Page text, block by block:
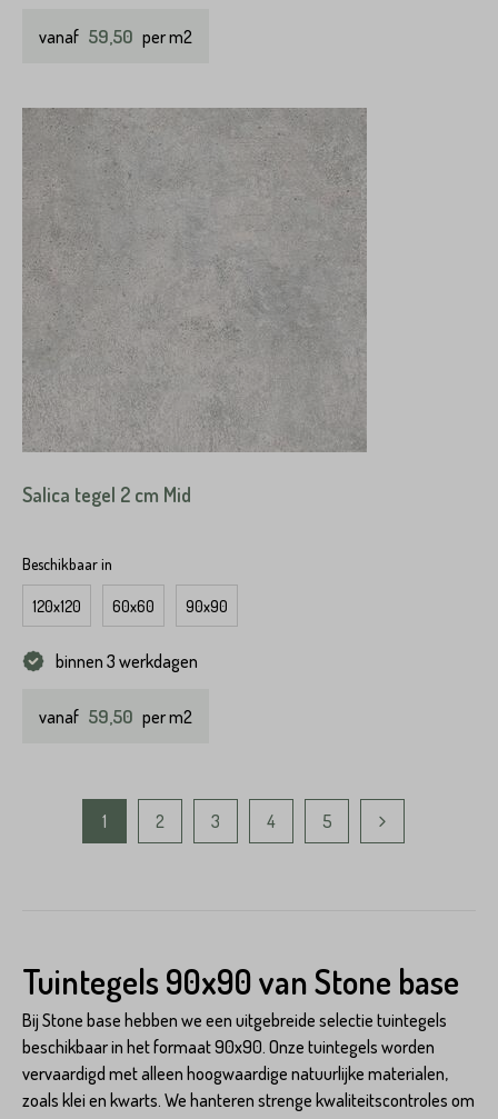
vanaf 59,50 per m2
Salica tegel 2 cm Mid
Beschikbaar in
120x120 60x60 90x90
binnen 3 werkdagen
vanaf 59,50 per m2
1 2 3 4 5
Tuintegels 90x90 van Stone base
Bij Stone base hebben we een uitgebreide selectie tuintegels
beschikbaar in het formaat 90x90. Onze tuintegels worden
vervaardigd met alleen hoogwaardige natuurlijke materialen,
zoals klei en kwarts. We hanteren strenge kwaliteitscontroles om